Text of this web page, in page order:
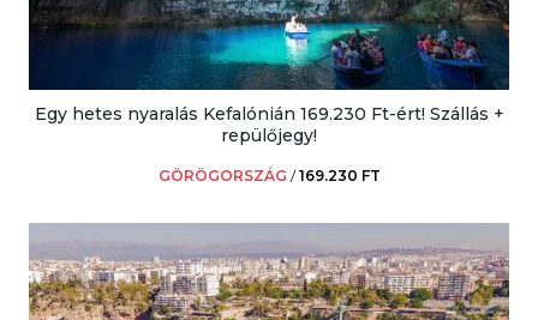
Egy hetes nyaralás Kefalónián 169.230 Ft-ért! Szállás +
repülőjegy!
GÖRÖGORSZÁG /169.230 FT